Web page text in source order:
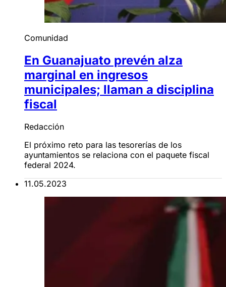
Comunidad
En Guanajuato prevén alza
marginal en ingresos
municipales; llaman a disciplina
fiscal
Redacción
El próximo reto para las tesorerías de los
ayuntamientos se relaciona con el paquete fiscal
federal 2024.
11.05.2023